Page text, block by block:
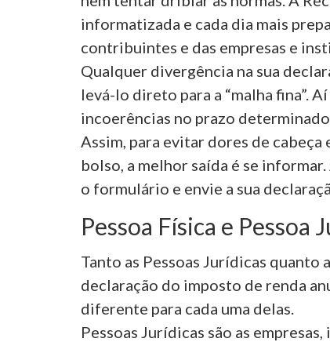
informatizada e cada dia mais
contribuintes e das empresas e
Qualquer divergência na sua
levá-lo direto para a “malha fina”.
incoerências no prazo
Assim, para evitar dores de cabeça
bolso, a melhor saída é se
o formulário e envie a sua
Pessoa Física e Pessoa
Tanto as Pessoas Jurídicas quanto
declaração do imposto de renda
diferente para cada uma delas.
Pessoas Jurídicas são as